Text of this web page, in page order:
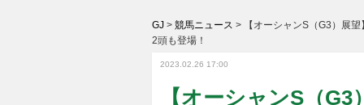
GJ > 競馬ニュース >
【オーシャンS（G3）展
2頭も登場！
2023.02.26 17:00
【オーシャンS（